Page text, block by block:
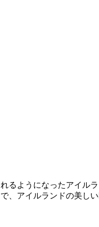
るようになったアイ
、アイルランドの美